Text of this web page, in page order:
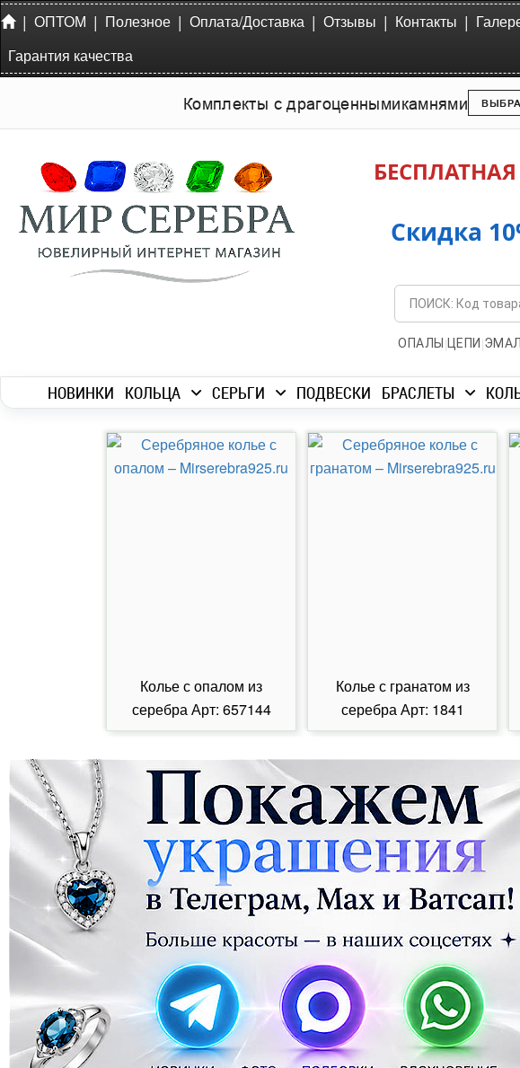
| ОПТОМ | Полезное | Оплата/Доставка | Отзывы | Контакты |
Гарантия качества
Комплекты с драгоценнымикамнями
Скидка
ОПАЛЫ | ЦЕПИ |
НОВИНКИ КОЛЬЦА СЕРЬГИ ПОДВЕСКИ БРАСЛЕТЫ
Колье с опалом из
серебра Арт: 657144
Колье с гранатом из
серебра Арт: 1841